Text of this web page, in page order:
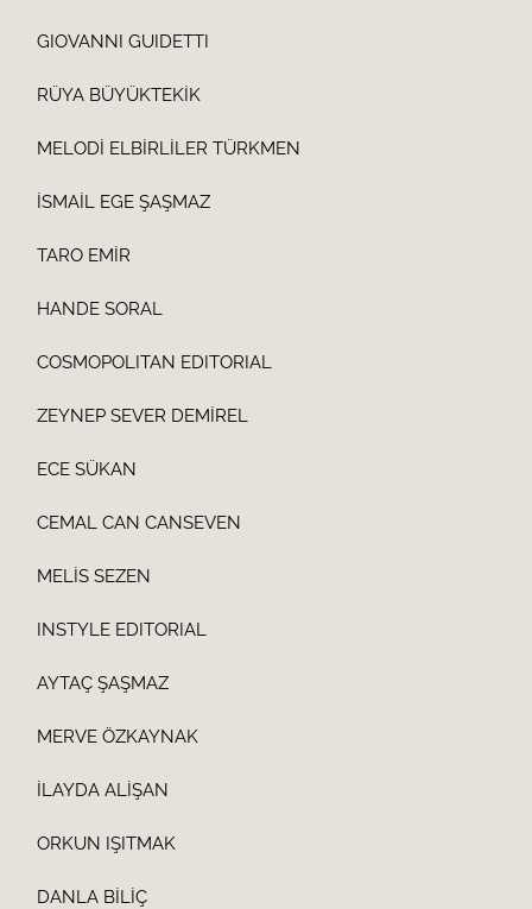
GIOVANNI GUIDETTI
RÜYA BÜYÜKTEKİK
MELODİ ELBİRLİLER TÜRKMEN
İSMAİL EGE ŞAŞMAZ
TARO EMİR
HANDE SORAL
COSMOPOLITAN EDITORIAL
ZEYNEP SEVER DEMİREL
ECE SÜKAN
CEMAL CAN CANSEVEN
MELİS SEZEN
INSTYLE EDITORIAL
AYTAÇ ŞAŞMAZ
MERVE ÖZKAYNAK
İLAYDA ALİŞAN
ORKUN IŞITMAK
DANLA BİLİÇ